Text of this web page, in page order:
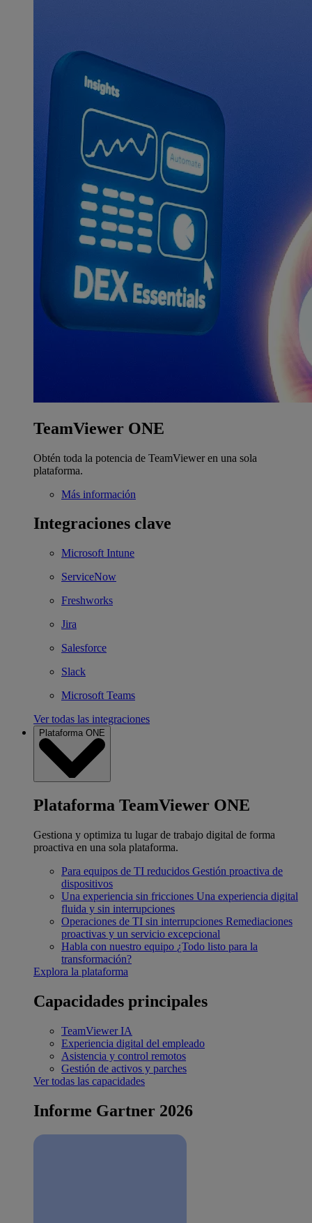
TeamViewer ONE
Obtén toda la potencia de TeamViewer en una sola
plataforma.
Más información
Integraciones clave
Microsoft Intune
ServiceNow
Freshworks
Jira
Salesforce
Slack
Microsoft Teams
Ver todas las integraciones
Plataforma ONE
Plataforma TeamViewer ONE
Gestiona y optimiza tu lugar de trabajo digital de forma
proactiva en una sola plataforma.
Para equipos de TI reducidos Gestión proactiva de
dispositivos
Una experiencia sin fricciones Una experiencia digital
fluida y sin interrupciones
Operaciones de TI sin interrupciones Remediaciones
proactivas y un servicio excepcional
Habla con nuestro equipo ¿Todo listo para la
transformación?
Explora la plataforma
Capacidades principales
TeamViewer IA
Experiencia digital del empleado
Asistencia y control remotos
Gestión de activos y parches
Ver todas las capacidades
Informe Gartner 2026